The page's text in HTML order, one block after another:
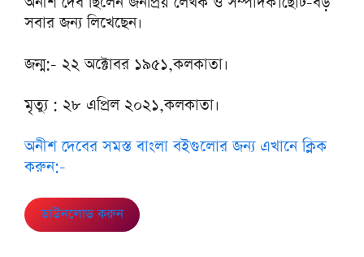
সবার জন্য লিখেছেন।
জন্ম:- ২২ অক্টোবর ১৯৫১,কলকাতা।
মৃত্যু : ২৮ এপ্রিল ২০২১,কলকাতা।
অনীশ দেবের সমস্ত বাংলা বইগুলোর জন্য এখানে ক্লিক
করুন:-
ডাউনলোড করুন